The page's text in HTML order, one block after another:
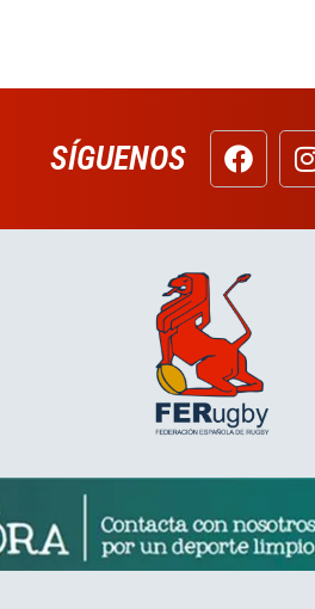
SÍGUENOS